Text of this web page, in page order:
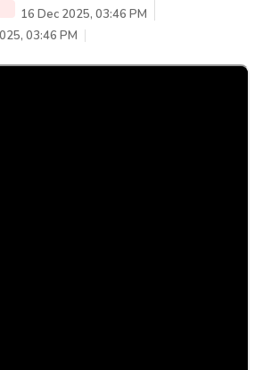
16 Dec 2025, 03:46 PM
03:46 PM